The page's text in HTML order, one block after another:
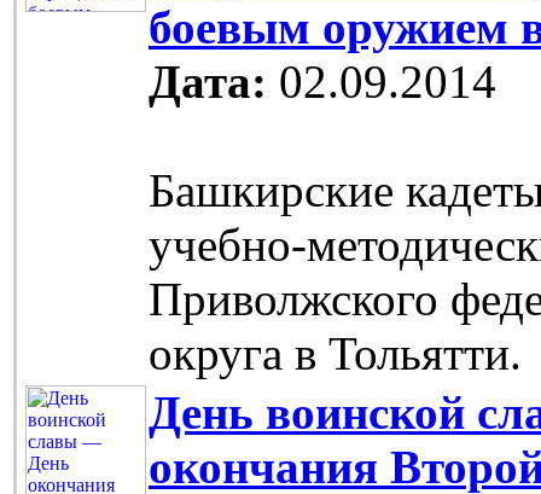
боевым оружием
Дата: 02.09.2014
Башкирские
учебно-
Приволжского
округа в Тольятти.
День воинской
окончания